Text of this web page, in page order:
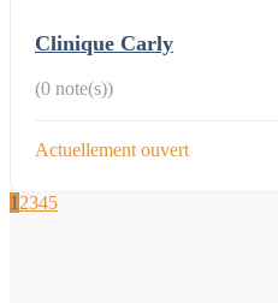
Clinique Carly
(0 note(s))
Actuellement ouvert
1 2345